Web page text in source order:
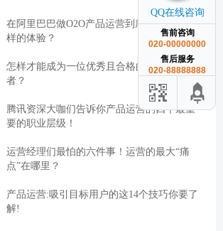
在阿里巴巴做O2O产品运营到底是一种怎么
样的体验？
怎样才能成为一位优秀且合格的产品运营
者？
腾讯资深大咖们告诉你产品运营的四个最重
要的职业层级！
运营经理们最怕的六件事！运营的最大“痛
点”在哪里？
产品运营:吸引目标用户的这14个技巧你要了
解!
QQ在线咨询
售前咨询
020-00000000
售后服务
020-88888888